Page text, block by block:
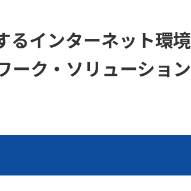
るインターネット環境
ーク・ソリューション